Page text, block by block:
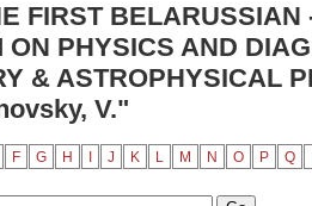
FIRST BELARUSSIAN
ON PHYSICS AND
& ASTROPHYSICAL
V."
F G H J K L M N O P Q